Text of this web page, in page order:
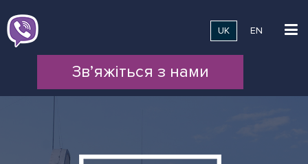
UK EN
Зв’яжіться з нами